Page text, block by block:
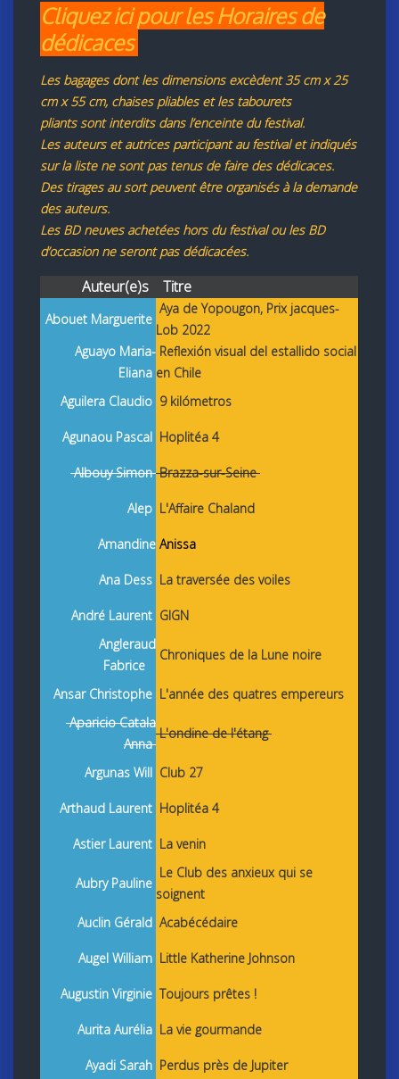
Cliquez ici pour les Horaires de
dédicaces
Les bagages dont les dimensions excèdent 35 cm x 25
cm x 55 cm, chaises pliables et les tabourets
pliants sont interdits dans l’enceinte du festival.
Les auteurs et autrices participant au festival et indiqués
sur la liste ne sont pas tenus de faire des dédicaces.
Des tirages au sort peuvent être organisés à la demande
des auteurs.
Les BD neuves achetées hors du festival ou les BD
d’occasion ne seront pas dédicacées.
Auteur(e)s Titre
Abouet Marguerite
Aya de Yopougon, Prix jacques-
Lob 2022
Aguayo Maria-
Eliana
Reflexión visual del estallido social
en Chile
Aguilera Claudio 9 kilómetros
Agunaou Pascal Hoplitéa 4
Albouy SimonBrazza-sur-Seine
Alep L'Affaire Chaland
Amandine Anissa
Ana Dess La traversée des voiles
André Laurent GIGN
Angleraud
Fabrice
Chroniques de la Lune noire
Ansar Christophe L'année des quatres empereurs
Aparicio Catala
Anna
L'ondine de l'étang
Argunas Will Club 27
Arthaud Laurent Hoplitéa 4
Astier Laurent La venin
Aubry Pauline
Le Club des anxieux qui se
soignent
Auclin Gérald Acabécédaire
Augel William Little Katherine Johnson
Augustin Virginie Toujours prêtes !
Aurita Aurélia La vie gourmande
Ayadi Sarah Perdus près de Jupiter